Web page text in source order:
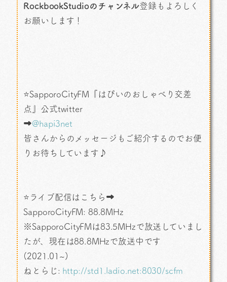
RockbookStudioのチャンネル登録もよろしく
お願いします！
⭐SapporoCityFM『はぴいのおしゃべり交差
点』公式twitter
➡@hapi3net
皆さんからのメッセージもご紹介するのでお便
りお待ちしています♪
⭐ライブ配信はこちら➡
SapporoCityFM: 88.8MHz
※SapporoCityFMは83.5MHzで放送していまし
たが、現在は88.8MHzで放送中です
(2021.01~)
ねとらじ: http://std1.ladio.net:8030/scfm